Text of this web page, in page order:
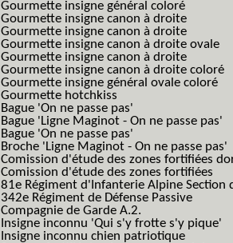
Gourmette insigne général coloré
Gourmette insigne canon à droite
Gourmette insigne canon à droite
Gourmette insigne canon à droite ovale
Gourmette insigne canon à droite
Gourmette insigne canon à droite coloré
Gourmette insigne général ovale coloré
Gourmette hotchkiss
Bague 'On ne passe pas'
Bague 'Ligne Maginot - On ne passe pas'
Bague 'On ne passe pas'
Broche 'Ligne Maginot - On ne passe pas'
Comission d'étude des zones fortifiées
Comission d'étude des zones fortifiées
81e Régiment d'Infanterie Alpine Section
342e Régiment de Défense Passive
Compagnie de Garde A.2.
Insigne inconnu 'Qui s'y frotte s'y pique'
Insigne inconnu chien patriotique